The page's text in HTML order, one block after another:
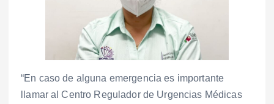
“En caso de alguna emergencia es importante
llamar al Centro Regulador de Urgencias Médicas